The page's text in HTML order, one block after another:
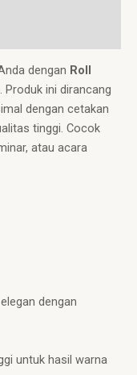
dengan Roll
. Produk ini dirancang
dengan cetakan
tinggi. Cocok
atau acara
dengan
untuk hasil warna